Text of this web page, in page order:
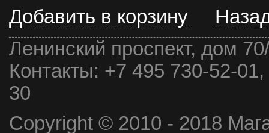
Добавить в корзину
Ленинский проспект, дом
Контакты: +7 495 730-52-
30
Copyright © 2010 - 2018